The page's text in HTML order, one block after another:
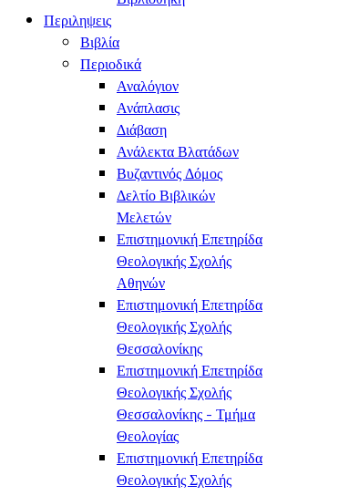
Περιληψεις
Βιβλία
Περιοδικά
Αναλόγιον
Ανάπλασις
Διάβαση
Ανάλεκτα Βλατάδων
Βυζαντινός Δόμος
Δελτίο Βιβλικών
Μελετών
Επιστημονική Επετηρίδα
Θεολογικής Σχολής
Αθηνών
Επιστημονική Επετηρίδα
Θεολογικής Σχολής
Θεσσαλονίκης
Επιστημονική Επετηρίδα
Θεολογικής Σχολής
Θεσσαλονίκης - Τμήμα
Θεολογίας
Επιστημονική Επετηρίδα
Θεολογικής Σχολής